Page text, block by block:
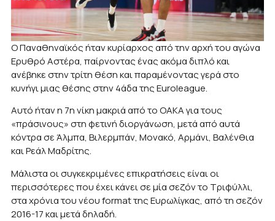
Ο Παναθηναϊκός ήταν κυρίαρχος από την αρχή του αγώνα
Ερυθρό Αστέρα, παίρνοντας ένας ακόμα διπλό και
ανέβηκε στην τρίτη θέση και παραμένοντας γερά στο
κυνήγι μιας θέσης στην 4άδα της Euroleague.
Αυτό ήταν η 7η νίκη μακριά από το ΟΑΚΑ για τους
«πράσινους» στη φετινή διοργάνωση, μετά από αυτά
κόντρα σε Άλμπα, Βιλερμπάν, Μονακό, Αρμάνι, Βαλένθια
και Ρεάλ Μαδρίτης.
Μάλιστα οι συγκεκριμένες επικρατήσεις είναι οι
περισσότερες που έχει κάνει σε μία σεζόν το Τριφύλλι,
στα χρόνια του νέου format της Ευρωλίγκας, από τη σεζόν
2016-17 και μετά δηλαδή.